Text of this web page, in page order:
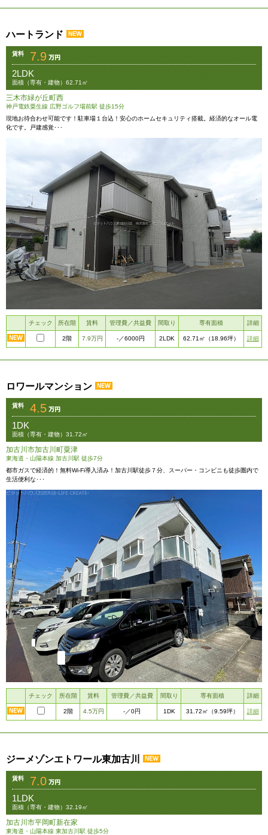
ハートランド
賃料 7.9
2LDK
面積（専有・建物）62.71㎡
三木市緑が丘町西
神戸電鉄粟生線 広野ゴルフ場前駅 徒歩15分
現地お待合わせ可能です！駐車場１台込！安心のホームセキュリティ搭載。経済的なオール電
化です。戸建感覚･･･
チェック 所在階 賃料 管理費／共益費 間取り 専有面積 詳細
2階 7.9万円 -／6000円 2LDK 62.71㎡ （18.96坪） 詳細
ロワールマンション
賃料 4.5
1DK
面積（専有・建物）31.72㎡
加古川市加古川町粟津
東海道・山陽本線 加古川駅 徒歩7分
都市ガスで経済的！無料Wi-Fi導入済み！加古川駅徒歩７分、スーパー・コンビニも徒歩圏内で
生活便利な･･･
チェック 所在階 賃料 管理費／共益費 間取り 専有面積 詳細
2階 4.5万円 -／0円 1DK 31.72㎡ （9.59坪） 詳細
ジーメゾンエトワール東加古川
賃料 7.0
1LDK
面積（専有・建物）32.19㎡
加古川市平岡町新在家
東海道・山陽本線 東加古川駅 徒歩5分